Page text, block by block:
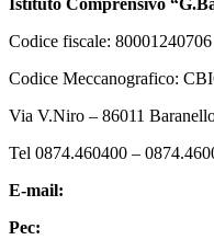
Codice fiscale: 80001240706
Codice Meccanografico:
Via V.Niro – 86011
Tel 0874.460400 –
E-mail:
Pec: